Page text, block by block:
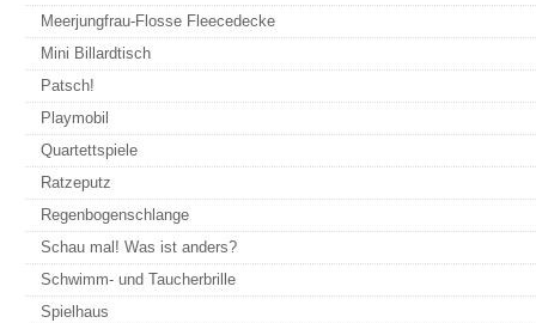
Meerjungfrau-Flosse Fleecedecke
Mini Billardtisch
Patsch!
Playmobil
Quartettspiele
Ratzeputz
Regenbogenschlange
Schau mal! Was ist anders?
Schwimm- und Taucherbrille
Spielhaus